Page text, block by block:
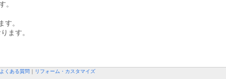
。
。
ます。
くある質問
リフォーム・カスタマイズ